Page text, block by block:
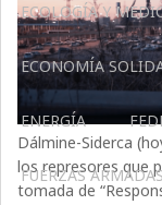
ECOLOGÍA Y
ECONOMÍA
ENERGÍA
FUERZAS
Dálmine-Siderca
los represores que
tomada de